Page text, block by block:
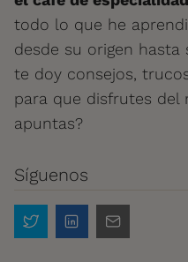
todo lo que he
desde su origen hasta
te doy consejos,
para que disfrutes del
apuntas?
Síguenos